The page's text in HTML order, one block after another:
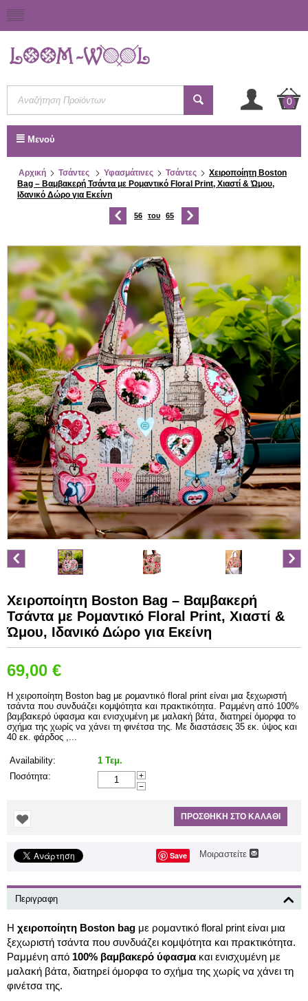
0
Μενού
Αρχική Τσάντες Υφασμάτινες Τσάντες
Χειροποίητη Boston
Bag – Βαμβακερή Τσάντα με Ρομαντικό Floral Print, Χιαστί & Ώμου,
Ιδανικό Δώρο για Εκείνη
56 του 65
Χειροποίητη Boston Bag – Βαμβακερή
Τσάντα με Ρομαντικό Floral Print, Χιαστί &
Ώμου, Ιδανικό Δώρο για Εκείνη
69,00 €
Σύντομη Περιγραφή:
Η χειροποίητη Boston bag με ρομαντικό floral print είναι μια ξεχωριστή
τσάντα που συνδυάζει κομψότητα και πρακτικότητα. Ραμμένη από 100%
βαμβακερό ύφασμα και ενισχυμένη με μαλακή βάτα, διατηρεί όμορφα το
σχήμα της χωρίς να χάνει τη φινέτσα της. Με διαστάσεις 35 εκ. ύψος και
40 εκ. φάρδος ,...
Availability:
1 Τεμ.
Ποσότητα:
+
−
ΠΡΟΣΘΉΚΗ ΣΤΟ ΚΑΛΆΘΙ
Save Μοιραστείτε
Περιγραφη
Η χειροποίητη Boston bag με ρομαντικό floral print είναι μια
ξεχωριστή τσάντα που συνδυάζει κομψότητα και πρακτικότητα.
Ραμμένη από 100% βαμβακερό ύφασμα και ενισχυμένη με
μαλακή βάτα, διατηρεί όμορφα το σχήμα της χωρίς να χάνει τη
φινέτσα της.